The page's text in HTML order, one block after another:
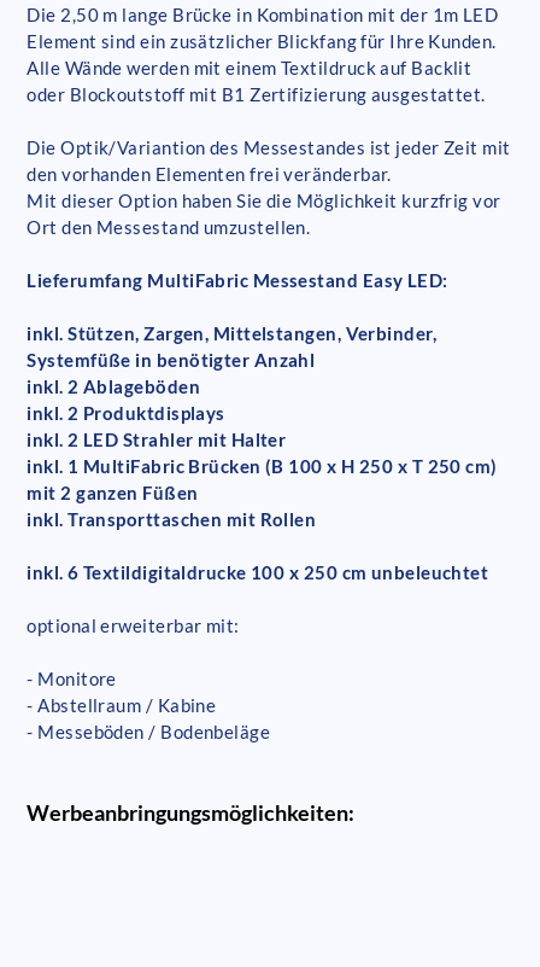
Die 2,50 m lange Brücke in Kombination mit der 1m LED
Element sind ein zusätzlicher Blickfang für Ihre Kunden.
Alle Wände werden mit einem Textildruck auf Backlit
oder Blockoutstoff mit B1 Zertifizierung ausgestattet.
Die Optik/Variantion des Messestandes ist jeder Zeit mit
den vorhanden Elementen frei veränderbar.
Mit dieser Option haben Sie die Möglichkeit kurzfrig vor
Ort den Messestand umzustellen.
Lieferumfang MultiFabric Messestand Easy LED:
inkl. Stützen, Zargen, Mittelstangen, Verbinder,
Systemfüße in benötigter Anzahl
inkl. 2 Ablageböden
inkl. 2 Produktdisplays
inkl. 2 LED Strahler mit Halter
inkl. 1 MultiFabric Brücken (B 100 x H 250 x T 250 cm)
mit 2 ganzen Füßen
inkl. Transporttaschen mit Rollen
inkl. 6 Textildigitaldrucke 100 x 250 cm unbeleuchtet
optional erweiterbar mit:
- Monitore
- Abstellraum / Kabine
- Messeböden / Bodenbeläge
Werbeanbringungsmöglichkeiten: